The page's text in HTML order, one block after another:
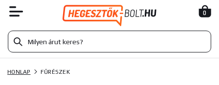
0
HONLAP FŰRÉSZEK